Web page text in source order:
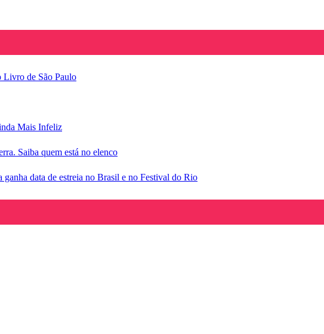
Livro de São Paulo
Mais Infeliz
Saiba quem está no elenco
data de estreia no Brasil e no Festival do Rio